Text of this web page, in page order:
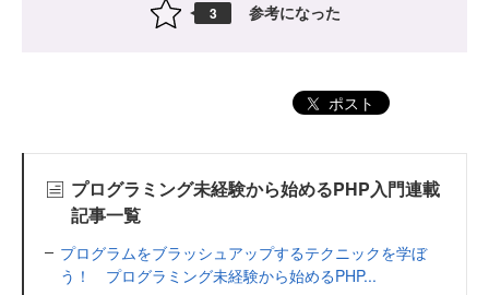
3 参考になった
ポスト
プログラミング未経験から始めるPHP入門連載
記事一覧
プログラムをブラッシュアップするテクニックを学ぼ
う！ プログラミング未経験から始めるPHP...